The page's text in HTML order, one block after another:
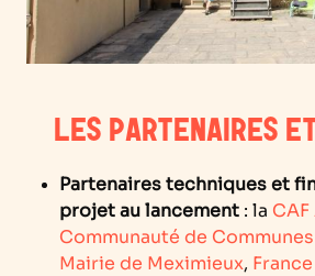
LES PARTENAIRES
Partenaires techniques et
projet au lancement : la CAF
Communauté de
Mairie de Meximieux,